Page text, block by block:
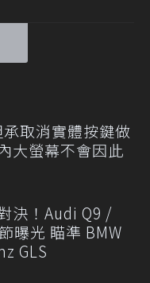
取消實體按鍵做
大螢幕不會因此
決！Audi Q9 /
曝光 瞄準 BMW
GLS